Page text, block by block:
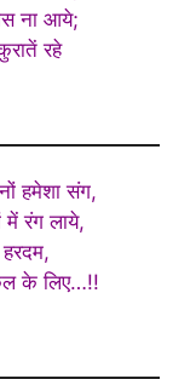
ना आये;
रहे
हमेशा संग,
रंग लाये,
के लिए…!!